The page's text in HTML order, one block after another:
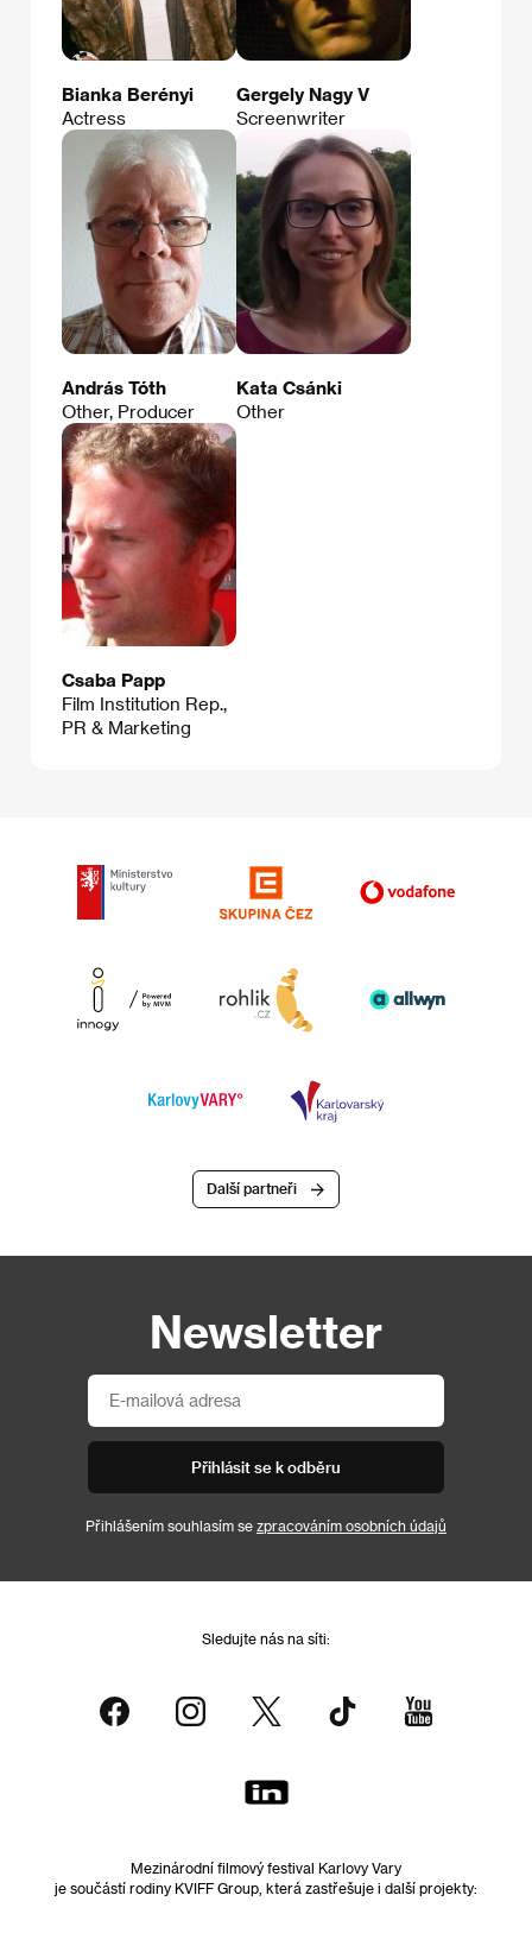
Bianka Berényi
Actress
Gergely Nagy V
Screenwriter
András Tóth
Other, Producer
Kata Csánki
Other
Csaba Papp
Film Institution Rep.,
PR & Marketing
Další partneři
Newsletter
Přihlásit se k odběru
Přihlášením souhlasím se zpracováním osobních údajů
Sledujte nás na síti:
Mezinárodní filmový festival Karlovy Vary
je součástí rodiny KVIFF Group, která zastřešuje i další projekty: